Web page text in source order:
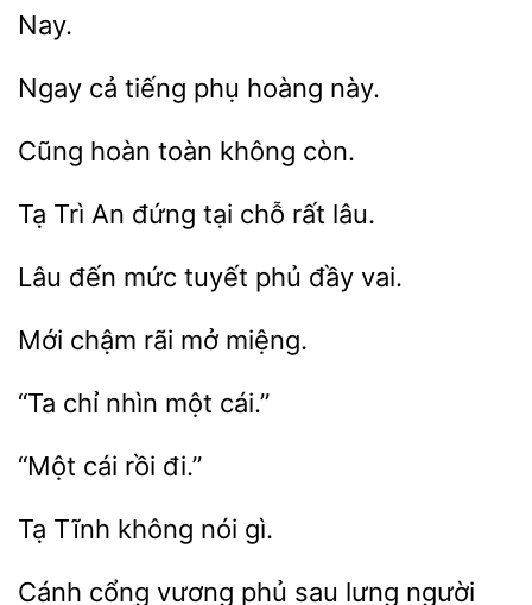
Nay.
Ngay hoàng này.
Cũng toàn
An đứng tại chỗ rất
Lâu đến mức tuyết
mở miệng.
“Ta chỉ
đi.”
nói gì.
Cánh cổng
phủ sau lưng người